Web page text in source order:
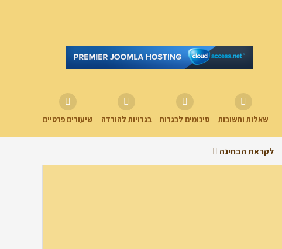
שאלות ותשובות סיכומים לבגרות בגרויות להורדה שיעורים פרטיים
לקראת הבחינה